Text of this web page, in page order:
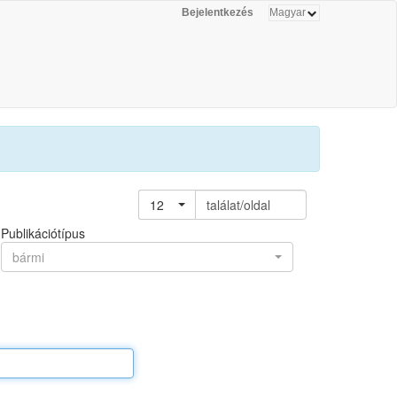
Bejelentkezés
12
találat/oldal
Publikációtípus
bármi